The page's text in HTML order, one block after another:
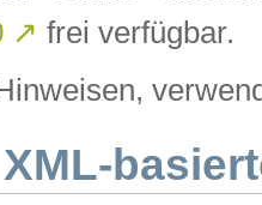
↗ frei verfügbar.